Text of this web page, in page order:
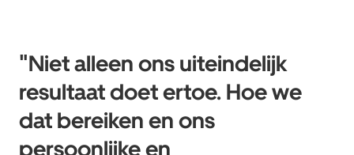
"Niet alleen ons uiteindelijk
resultaat doet ertoe. Hoe we
dat bereiken en ons
persoonlijke en